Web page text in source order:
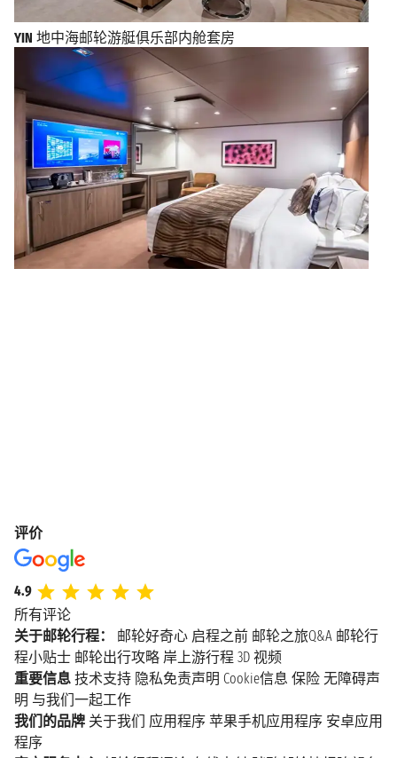
YIN 地中海邮轮游艇俱乐部内舱套房
评价
4.9
所有评论
关于邮轮行程：
邮轮好奇心 启程之前 邮轮之旅Q&A 邮轮行
程小贴士 邮轮出行攻略 岸上游行程 3D 视频
重要信息 技术支持 隐私免责声明 Cookie信息 保险 无障碍声
明 与我们一起工作
我们的品牌 关于我们 应用程序 苹果手机应用程序 安卓应用
程序